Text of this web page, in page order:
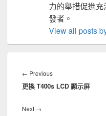
力的舉措促進
發者。
View all posts
章
導
← PreviousPrevious
post:
更換 T400s LCD 顯示屏
Next →